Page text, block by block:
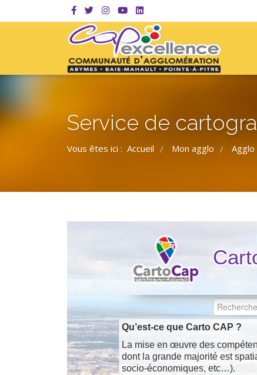
Service de
Vous êtes ici : Accueil / Mon agglo /